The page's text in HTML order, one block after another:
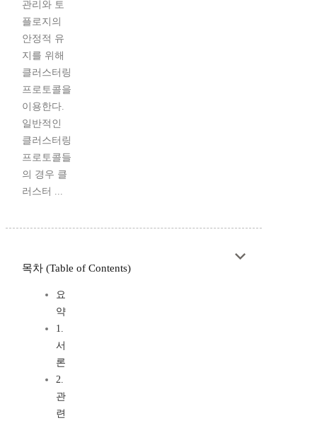
관리와 토
플로지의
안정적 유
지를 위해
클러스터링
프로토콜을
이용한다.
일반적인
클러스터링
프로토콜들
의 경우 클
러스터 ...
목차 (Table of Contents)
요
약
1.
서
론
2.
관
련